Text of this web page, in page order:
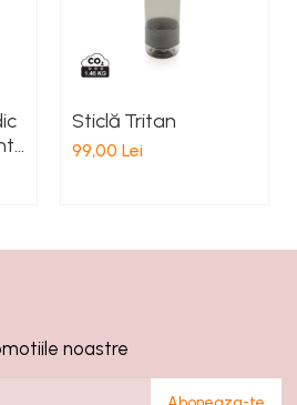
Sticlă Tritan
99,00 Lei
noastre